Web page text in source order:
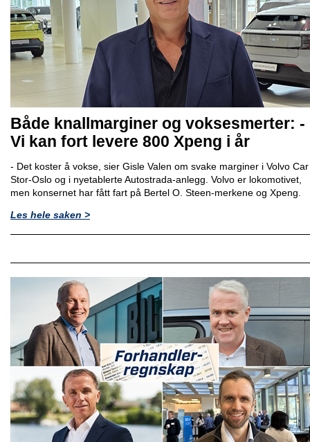
Både knallmarginer og voksesmerter: -
Vi kan fort levere 800 Xpeng i år
- Det koster å vokse, sier Gisle Valen om svake marginer i Volvo Car
Stor-Oslo og i nyetablerte Autostrada-anlegg. Volvo er lokomotivet,
men konsernet har fått fart på Bertel O. Steen-merkene og Xpeng.
Les hele saken >